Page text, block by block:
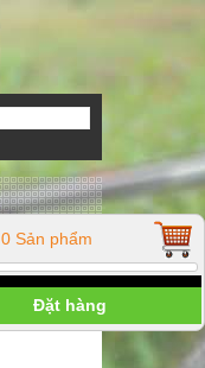
0 Sản phẩm
Đặt hàng